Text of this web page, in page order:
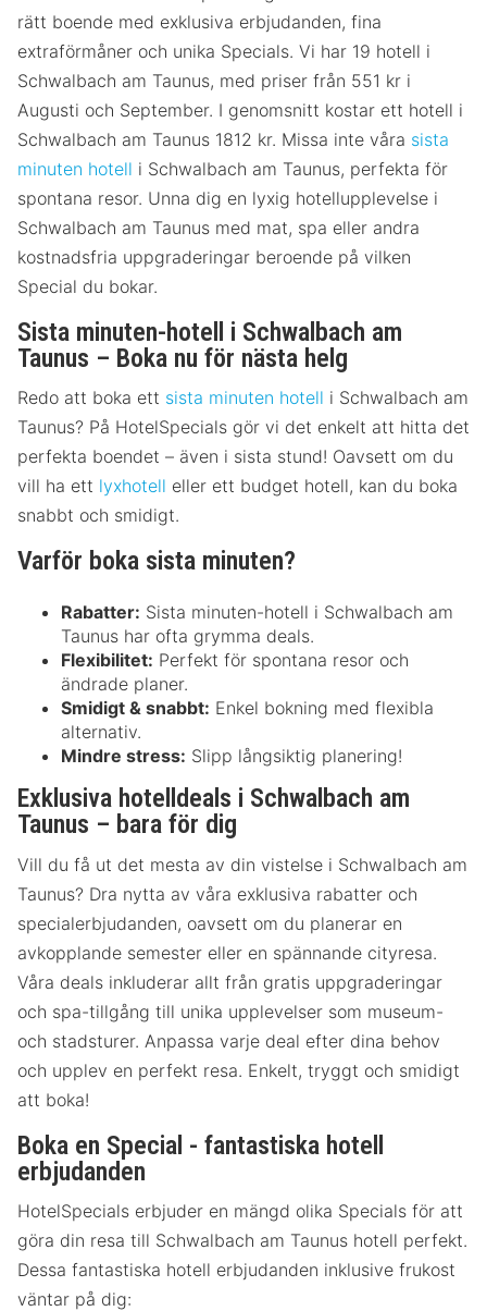
rätt boende med exklusiva erbjudanden, fina
extraförmåner och unika Specials. Vi har 19 hotell i
Schwalbach am Taunus, med priser från 551 kr i
Augusti och September. I genomsnitt kostar ett hotell i
Schwalbach am Taunus 1812 kr. Missa inte våra sista
minuten hotell i Schwalbach am Taunus, perfekta för
spontana resor. Unna dig en lyxig hotellupplevelse i
Schwalbach am Taunus med mat, spa eller andra
kostnadsfria uppgraderingar beroende på vilken
Special du bokar.
Sista minuten-hotell i Schwalbach am
Taunus – Boka nu för nästa helg
Redo att boka ett sista minuten hotell i Schwalbach am
Taunus? På HotelSpecials gör vi det enkelt att hitta det
perfekta boendet – även i sista stund! Oavsett om du
vill ha ett lyxhotell eller ett budget hotell, kan du boka
snabbt och smidigt.
Varför boka sista minuten?
Rabatter: Sista minuten-hotell i Schwalbach am
Taunus har ofta grymma deals.
Flexibilitet: Perfekt för spontana resor och
ändrade planer.
Smidigt & snabbt: Enkel bokning med flexibla
alternativ.
Mindre stress: Slipp långsiktig planering!
Exklusiva hotelldeals i Schwalbach am
Taunus – bara för dig
Vill du få ut det mesta av din vistelse i Schwalbach am
Taunus? Dra nytta av våra exklusiva rabatter och
specialerbjudanden, oavsett om du planerar en
avkopplande semester eller en spännande cityresa.
Våra deals inkluderar allt från gratis uppgraderingar
och spa-tillgång till unika upplevelser som museum-
och stadsturer. Anpassa varje deal efter dina behov
och upplev en perfekt resa. Enkelt, tryggt och smidigt
att boka!
Boka en Special - fantastiska hotell
erbjudanden
HotelSpecials erbjuder en mängd olika Specials för att
göra din resa till Schwalbach am Taunus hotell perfekt.
Dessa fantastiska hotell erbjudanden inklusive frukost
väntar på dig: